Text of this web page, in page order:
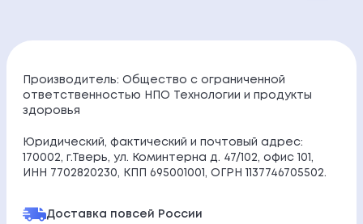
Производитель: Общество с ограниченной
ответственностью НПО Технологии и продукты
здоровья
Юридический, фактический и почтовый адрес:
170002, г.Тверь, ул. Коминтерна д. 47/102, офис 101,
ИНН 7702820230, КПП 695001001, ОГРН 1137746705502.
Доставка повсей России